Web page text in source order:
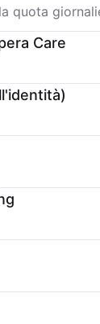
quota
Care